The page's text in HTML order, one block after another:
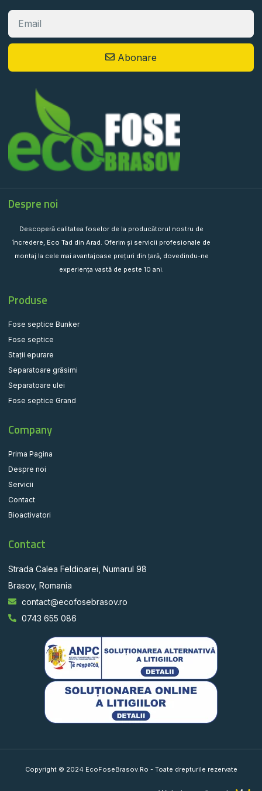
Abonare
Despre noi
Descoperă calitatea foselor de la producătorul nostru de
încredere, Eco Tad din Arad. Oferim și servicii profesionale de
montaj la cele mai avantajoase prețuri din țară, dovedindu-ne
experiența vastă de peste 10 ani.
Produse
Fose septice Bunker
Fose septice
Stații epurare
Separatoare grăsimi
Separatoare ulei
Fose septice Grand
Company
Prima Pagina
Despre noi
Servicii
Contact
Bioactivatori
Contact
Strada Calea Feldioarei, Numarul 98
Brasov, Romania
contact@ecofosebrasov.ro
0743 655 086
Copyright © 2024 EcoFoseBrasov.Ro - Toate drepturile rezervate